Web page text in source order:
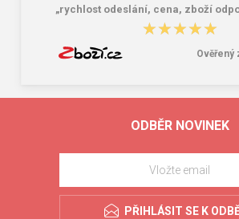
„rychlost odeslání, cena, zboží
★★★★★
★★★★★
Ověřený
ODBĚR NOVINEK
PŘIHLÁSIT SE K